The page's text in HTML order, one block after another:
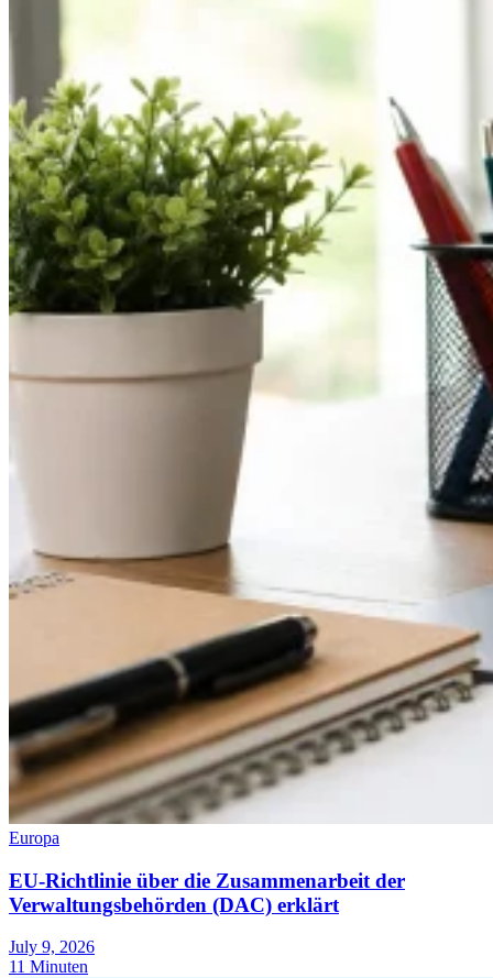
Europa
EU-Richtlinie über die Zusammenarbeit der
Verwaltungsbehörden (DAC) erklärt
July 9, 2026
11 Minuten